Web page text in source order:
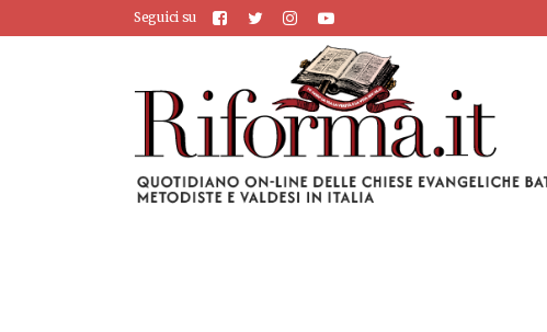
Seguici su